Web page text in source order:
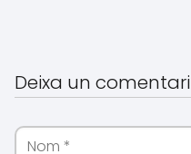
Deixa un comentari